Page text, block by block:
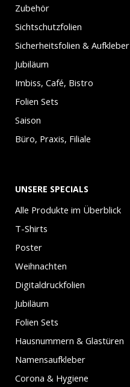
Zubehör
Sichtschutzfolien
Sicherheitsfolien & Aufkleber
Jubiläum
Imbiss, Café, Bistro
Folien Sets
Saison
Büro, Praxis, Filiale
UNSERE SPECIALS
Alle Produkte im Überblick
T-Shirts
Poster
Weihnachten
Digitaldruckfolien
Jubiläum
Folien Sets
Hausnummern & Glastüren
Namensaufkleber
Corona & Hygiene